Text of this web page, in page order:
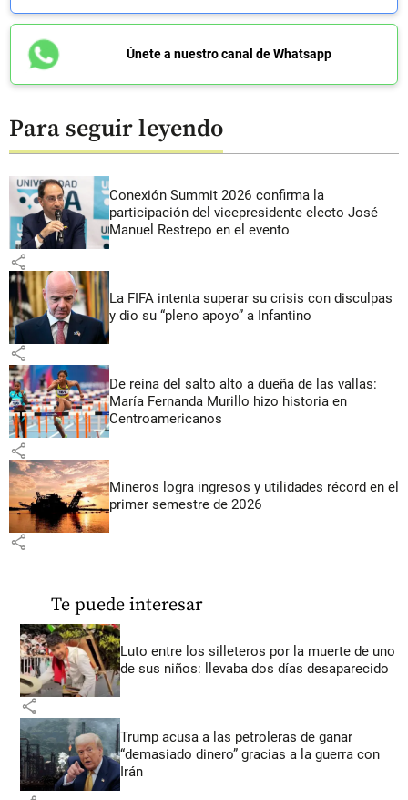
Únete a nuestro canal de Whatsapp
Para seguir leyendo
Conexión Summit 2026 confirma la
participación del vicepresidente electo José
Manuel Restrepo en el evento
share
La FIFA intenta superar su crisis con disculpas
y dio su “pleno apoyo” a Infantino
share
De reina del salto alto a dueña de las vallas:
María Fernanda Murillo hizo historia en
Centroamericanos
share
Mineros logra ingresos y utilidades récord en el
primer semestre de 2026
share
Te puede interesar
Luto entre los silleteros por la muerte de uno
de sus niños: llevaba dos días desaparecido
share
Trump acusa a las petroleras de ganar
“demasiado dinero” gracias a la guerra con
Irán